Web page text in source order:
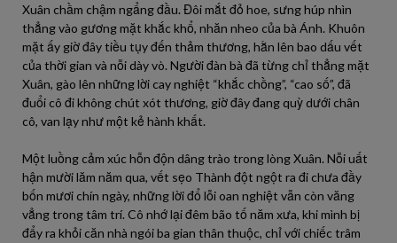
Xuân chầm chậm ngẩng đầu. Đôi mắt đỏ hoe, sưng húp nhìn
thẳng vào gương mặt khắc khổ, nhăn nheo của bà Ánh. Khuôn
mặt ấy giờ đây tiều tụy đến thảm thương, hằn lên bao dấu vết
của thời gian và nỗi dày vò. Người đàn bà đã từng chỉ thẳng mặt
Xuân, gào lên những lời cay nghiệt “khắc chồng”, “cao số”, đã
đuổi cô đi không chút xót thương, giờ đây đang quỳ dưới chân
cô, van lạy như một kẻ hành khất.
Một luồng cảm xúc hỗn độn dâng trào trong lòng Xuân. Nỗi uất
hận mười lăm năm qua, vết sẹo Thành đột ngột ra đi chưa đầy
bốn mươi chín ngày, những lời đổ lỗi oan nghiệt vẫn còn văng
vẳng trong tâm trí. Cô nhớ lại đêm bão tố năm xưa, khi mình bị
đẩy ra khỏi căn nhà ngói ba gian thân thuộc, chỉ với chiếc trâm